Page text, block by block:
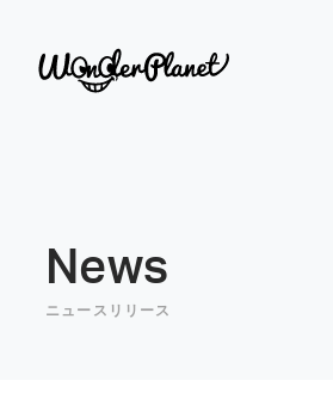
News
ニュースリリース